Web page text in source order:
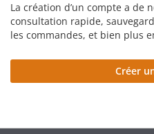
La création d’un compte a de
consultation rapide,
les commandes, et bien plus
Créer